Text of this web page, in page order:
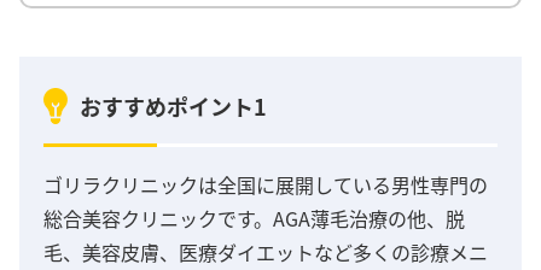
おすすめポイント1
ゴリラクリニックは全国に展開している男性専門の
総合美容クリニックです。AGA薄毛治療の他、脱
毛、美容皮膚、医療ダイエットなど多くの診療メニ